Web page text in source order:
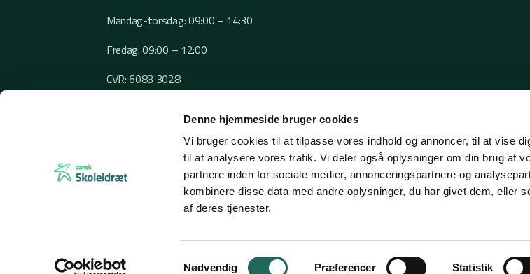
Denne hjemmeside bruger cookies
Vi bruger cookies til at tilpasse vores indhold og annoncer, til at vise
til at analysere vores trafik. Vi deler også oplysninger om din brug af
partnere inden for sociale medier, annonceringspartnere og
kombinere disse data med andre oplysninger, du har givet dem, eller
af deres tjenester.
Samtykkevalg
Nødvendig Præferencer Statistik
Mandag-torsdag: 09:00 – 14:30
Fredag: 09:00 – 12:00
CVR: 6083 3028